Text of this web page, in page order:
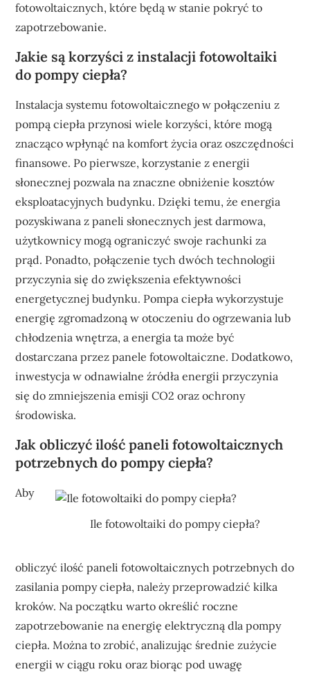
fotowoltaicznych, które będą w stanie pokryć to
zapotrzebowanie.
Jakie są korzyści z instalacji fotowoltaiki
do pompy ciepła?
Instalacja systemu fotowoltaicznego w połączeniu z
pompą ciepła przynosi wiele korzyści, które mogą
znacząco wpłynąć na komfort życia oraz oszczędności
finansowe. Po pierwsze, korzystanie z energii
słonecznej pozwala na znaczne obniżenie kosztów
eksploatacyjnych budynku. Dzięki temu, że energia
pozyskiwana z paneli słonecznych jest darmowa,
użytkownicy mogą ograniczyć swoje rachunki za
prąd. Ponadto, połączenie tych dwóch technologii
przyczynia się do zwiększenia efektywności
energetycznej budynku. Pompa ciepła wykorzystuje
energię zgromadzoną w otoczeniu do ogrzewania lub
chłodzenia wnętrza, a energia ta może być
dostarczana przez panele fotowoltaiczne. Dodatkowo,
inwestycja w odnawialne źródła energii przyczynia
się do zmniejszenia emisji CO2 oraz ochrony
środowiska.
Jak obliczyć ilość paneli fotowoltaicznych
potrzebnych do pompy ciepła?
Ile fotowoltaiki do pompy ciepła?
Aby
obliczyć ilość paneli fotowoltaicznych potrzebnych do
zasilania pompy ciepła, należy przeprowadzić kilka
kroków. Na początku warto określić roczne
zapotrzebowanie na energię elektryczną dla pompy
ciepła. Można to zrobić, analizując średnie zużycie
energii w ciągu roku oraz biorąc pod uwagę